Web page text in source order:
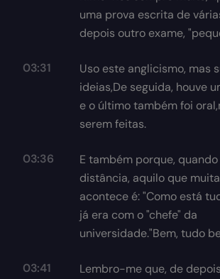
uma prova escrita de
depois outro exame,
03:31
Uso este anglicismo, mas
ideias,De seguida, houve
e o último também foi
serem feitas.
03:36
E também porque,
distância, aquilo que
acontece é: "Como está
já era com o "chefe" da
universidade."Bem, tudo
03:41
Lembro-me que, de